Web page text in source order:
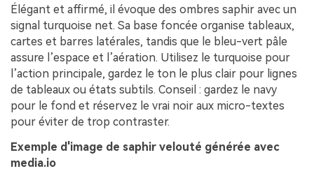
Élégant et affirmé, il évoque des ombres saphir avec un
signal turquoise net. Sa base foncée organise tableaux,
cartes et barres latérales, tandis que le bleu-vert pâle
assure l’espace et l’aération. Utilisez le turquoise pour
l’action principale, gardez le ton le plus clair pour lignes
de tableaux ou états subtils. Conseil : gardez le navy
pour le fond et réservez le vrai noir aux micro-textes
pour éviter de trop contraster.
Exemple d'image de saphir velouté générée avec
media.io